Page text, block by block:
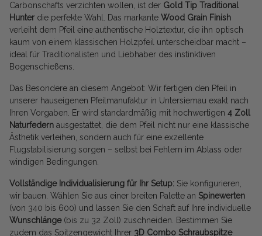
Carbonschafts verzichten wollen, ist der Gold Tip Traditional
Hunter die perfekte Wahl. Das markante Wood Grain Finish
verleiht dem Pfeil eine authentische Holztextur, die ihn optisch
kaum von einem klassischen Holzpfeil unterscheidbar macht –
ideal für Traditionalisten und Liebhaber des instinktiven
Bogenschießens.
Das Besondere an diesem Angebot: Wir fertigen den Pfeil in
unserer hauseigenen Pfeilmanufaktur in Untersiemau exakt nach
Ihren Vorgaben. Er wird standardmäßig mit hochwertigen 4 Zoll
Naturfedern ausgestattet, die dem Pfeil nicht nur eine klassische
Ästhetik verleihen, sondern auch für eine exzellente
Flugstabilisierung sorgen – selbst bei Fehlern im Ablass oder
windigen Bedingungen.
Vollständige Individualisierung für Ihr Setup: Sie konfigurieren,
wir bauen. Wählen Sie aus einer breiten Palette an Spinewerten
(von 340 bis 600) und lassen Sie den Schaft auf Ihre individuelle
Wunschlänge(bis zu 32 Zoll) zuschneiden. Bestimmen Sie
zudem das Spitzengewicht Ihrer 3D Combo Schraubspitze